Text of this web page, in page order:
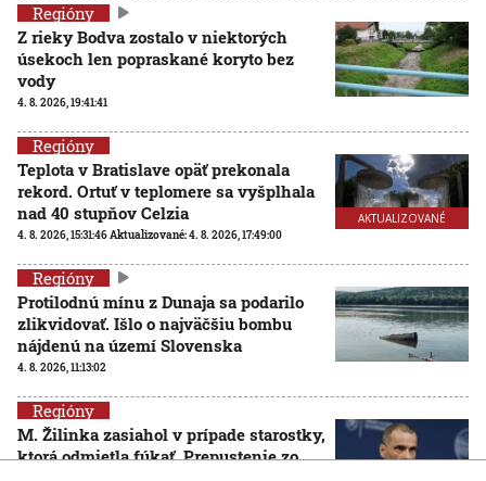
Regióny
Z rieky Bodva zostalo v niektorých
úsekoch len popraskané koryto bez
vody
4. 8. 2026, 19:41:41
AKTUALIZOVANÉ
Regióny
Teplota v Bratislave opäť prekonala
rekord. Ortuť v teplomere sa vyšplhala
nad 40 stupňov Celzia
4. 8. 2026, 15:31:46Aktualizované:4. 8. 2026, 17:49:00
Regióny
Protilodnú mínu z Dunaja sa podarilo
zlikvidovať. Išlo o najväčšiu bombu
nájdenú na území Slovenska
4. 8. 2026, 11:13:02
Regióny
M. Žilinka zasiahol v prípade starostky,
ktorá odmietla fúkať. Prepustenie zo